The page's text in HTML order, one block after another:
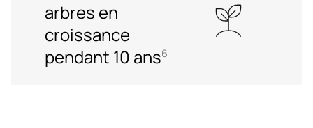
arbres en
croissance
pendant 10 ans6